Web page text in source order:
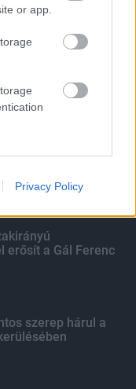
or app.
Privacy Policy
költöző
a Duna
erősít a Gál Ferenc
szerep hárul a